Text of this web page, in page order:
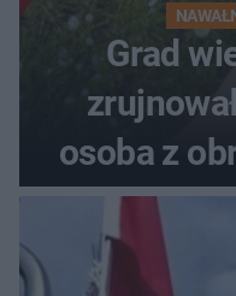
Grad
osoba z